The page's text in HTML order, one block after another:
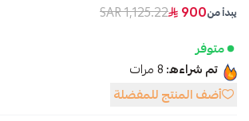
يبدأ من900
1,125.22 SAR
متوفر
تم شراءه:8مرات
أضف المنتج للمفضلة